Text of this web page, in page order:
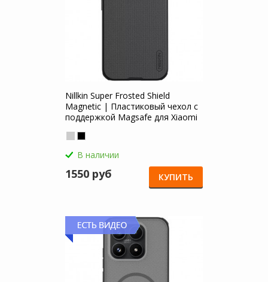
Nillkin Super Frosted Shield
Magnetic | Пластиковый чехол с
поддержкой Magsafe для Xiaomi
В наличии
1550 руб КУПИТЬ